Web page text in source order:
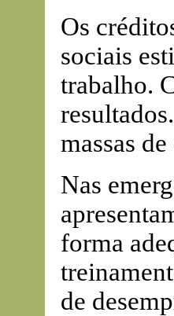
Os
sociais
trabalho.
massas
Nas
forma
de